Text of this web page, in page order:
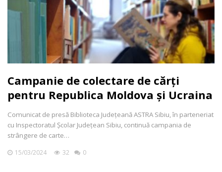
Campanie de colectare de cărți
pentru Republica Moldova și Ucraina
Comunicat de presă Biblioteca Județeană ASTRA Sibiu, în parteneriat
cu Inspectoratul Școlar Județean Sibiu, continuă campania de
strângere de carte…
15/03/2024 32 0